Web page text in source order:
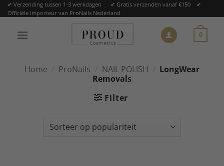
Ga
naar
inhoud
✔ Verzending tussen 1-3 werkdagen ✔ Gratis verzenden vanaf €150 ✔
Officiële importeur van ProNails Nederland
0
Home / ProNails / NAIL POLISH / LongWear
Removals
Filter